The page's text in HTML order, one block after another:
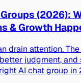
(2026):
& Growth
drain attention.
judgment, and
AI chat group in